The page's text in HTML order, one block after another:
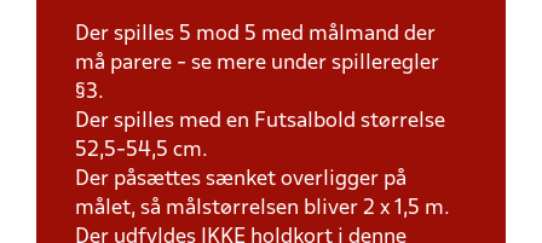
Der spilles 5 mod 5 med målmand der
må parere - se mere under spilleregler
§3.
Der spilles med en Futsalbold størrelse
52,5-54,5 cm.
Der påsættes sænket overligger på
målet, så målstørrelsen bliver 2 x 1,5 m.
Der udfyldes IKKE holdkort i denne